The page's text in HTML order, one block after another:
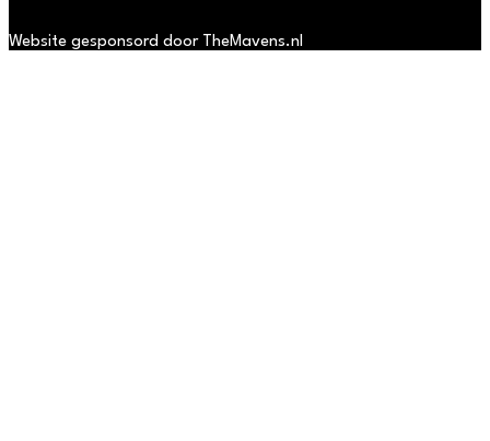
Website gesponsord door TheMavens.nl